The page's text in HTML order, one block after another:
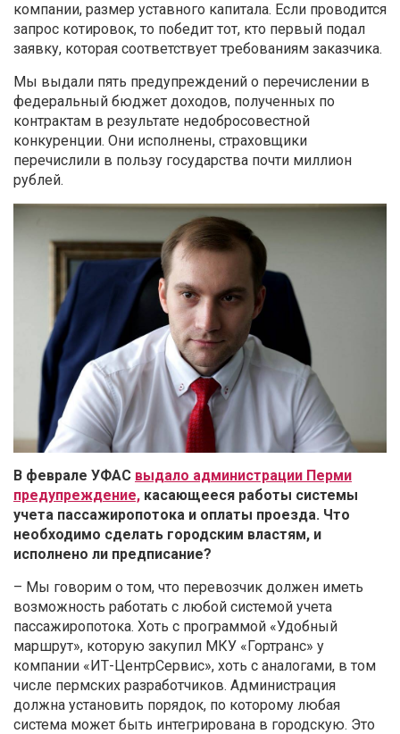
компании, размер уставного капитала. Если проводится
запрос котировок, то победит тот, кто первый подал
заявку, которая соответствует требованиям заказчика.
Мы выдали пять предупреждений о перечислении в
федеральный бюджет доходов, полученных по
контрактам в результате недобросовестной
конкуренции. Они исполнены, страховщики
перечислили в пользу государства почти миллион
рублей.
В феврале УФАС выдало администрации Перми
предупреждение, касающееся работы системы
учета пассажиропотока и оплаты проезда. Что
необходимо сделать городским властям, и
исполнено ли предписание?
– Мы говорим о том, что перевозчик должен иметь
возможность работать с любой системой учета
пассажиропотока. Хоть с программой «Удобный
маршрут», которую закупил МКУ «Гортранс» у
компании «ИТ-ЦентрСервис», хоть с аналогами, в том
числе пермских разработчиков. Администрация
должна установить порядок, по которому любая
система может быть интегрирована в городскую. Это